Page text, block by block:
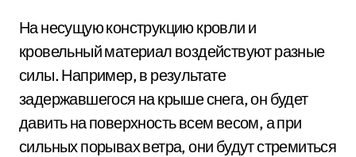
На несущую конструкцию кровли и
кровельный материал воздействуют разные
силы. Например, в результате
задержавшегося на крыше снега, он будет
давить на поверхность всем весом, а при
сильных порывах ветра, они будут стремиться